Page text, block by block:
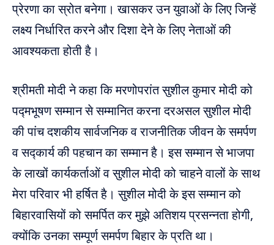
प्रेरणा का स्रोत बनेगा। खासकर उन युवाओं के लिए जिन्हें
लक्ष्य निर्धारित करने और दिशा देने के लिए नेताओं की
आवश्यकता होती है।
श्रीमती मोदी ने कहा कि मरणोपरांत सुशील कुमार मोदी को
पद्मभूषण सम्मान से सम्मानित करना दरअसल सुशील मोदी
की पांच दशकीय सार्वजनिक व राजनीतिक जीवन के समर्पण
व सद्कार्य की पहचान का सम्मान है। इस सम्मान से भाजपा
के लाखों कार्यकर्ताओं व सुशील मोदी को चाहने वालों के साथ
मेरा परिवार भी हर्षित है। सुशील मोदी के इस सम्मान को
बिहारवासियों को समर्पित कर मुझे अतिशय प्रसन्नता होगी,
क्योंकि उनका सम्पूर्ण समर्पण बिहार के प्रति था।